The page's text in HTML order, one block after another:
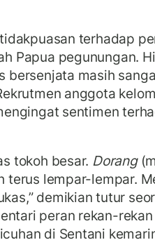
terhadap
Papua pegunungan.
bersenjata masih
anggota
sentimen
tokoh besar. Dorang
terus lempar-lempar.
demikian tutur
peran rekan-
di Sentani